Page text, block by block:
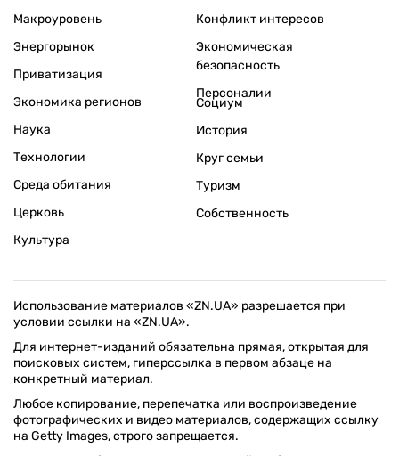
Макроуровень
Энергорынок
Приватизация
Экономика регионов
Конфликт интересов
Экономическая
безопасность
Персоналии
Наука
Технологии
Среда обитания
Церковь
Культура
Социум
История
Круг семьи
Туризм
Собственность
Использование материалов «ZN.UA» разрешается при
условии ссылки на «ZN.UA».
Для интернет-изданий обязательна прямая, открытая для
поисковых систем, гиперссылка в первом абзаце на
конкретный материал.
Любое копирование, перепечатка или воспроизведение
фотографических и видео материалов, содержащих ссылку
на Getty Images, строго запрещается.